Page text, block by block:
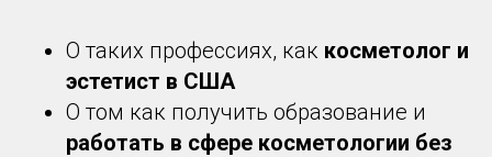
О таких профессиях, как косметолог и
эстетист в США
О том как получить образование и
работать в сфере косметологии без